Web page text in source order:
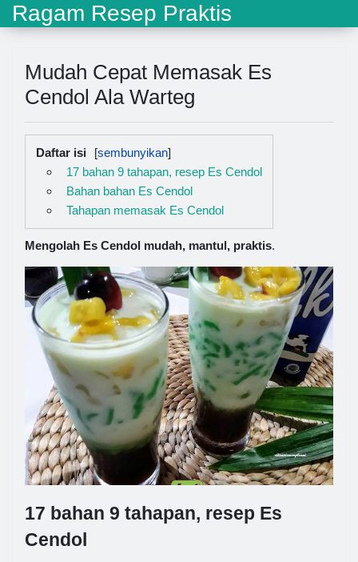
Ragam Resep Praktis
Mudah Cepat Memasak Es
Cendol Ala Warteg
Daftar isi
17 bahan 9 tahapan, resep Es Cendol
Bahan bahan Es Cendol
Tahapan memasak Es Cendol
Mengolah Es Cendol mudah, mantul, praktis.
17 bahan 9 tahapan, resep Es
Cendol